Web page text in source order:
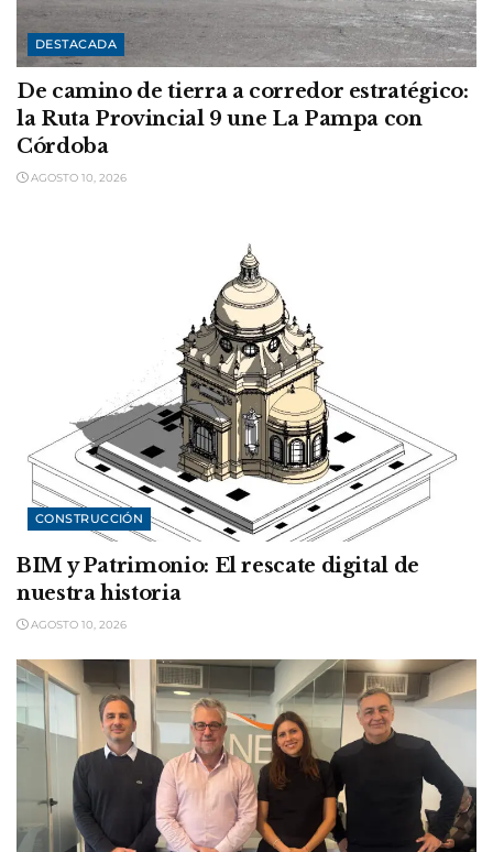
DESTACADA
De camino de tierra a corredor estratégico:
la Ruta Provincial 9 une La Pampa con
Córdoba
AGOSTO 10, 2026
CONSTRUCCIÓN
BIM y Patrimonio: El rescate digital de
nuestra historia
AGOSTO 10, 2026